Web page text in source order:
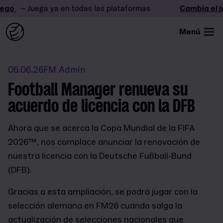
– Juega ya en todas las plataformas Cambia el
Menú
05.06.26FM Admin
Football Manager renueva su
acuerdo de licencia con la DFB
Ahora que se acerca la Copa Mundial de la FIFA
2026™, nos complace anunciar la renovación de
nuestra licencia con la Deutsche Fußball-Bund
(DFB).
Gracias a esta ampliación, se podrá jugar con la
selección alemana en FM26 cuando salga la
actualización de selecciones nacionales que